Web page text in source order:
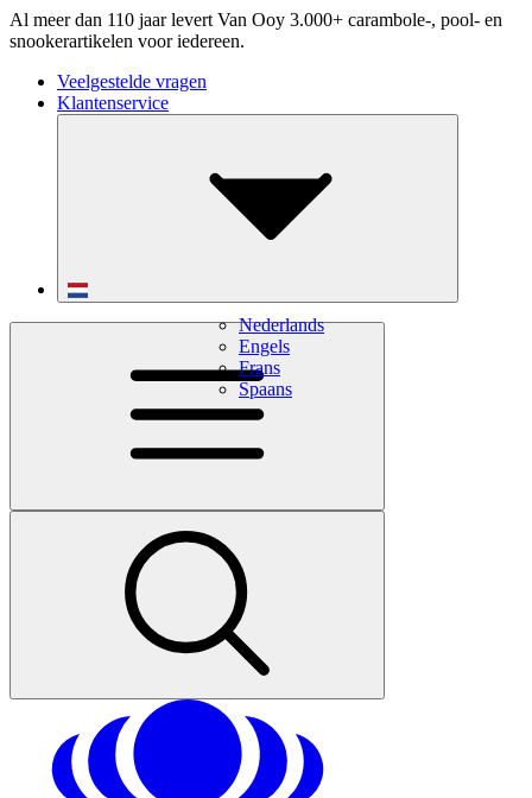
Al meer dan 110 jaar levert Van Ooy 3.000+ carambole-, pool- en
snookerartikelen voor iedereen.
Veelgestelde vragen
Klantenservice
Nederlands
Engels
Frans
Spaans